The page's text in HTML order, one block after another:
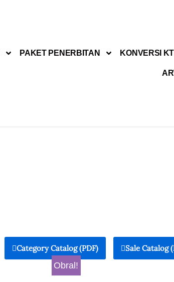
PAKET PENERBITAN KONVERSI KTI
Category Catalog (PDF) Sale Catalog
Obral!